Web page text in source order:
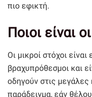
πιο εφικτή.
Ποιοι είναι
Οι μικροί στόχοι
βραχυπρόθεσμοι και
οδηγούν στις
παράδειγμα, εάν